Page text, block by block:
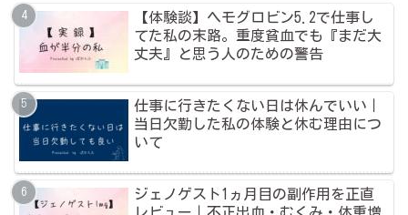
【体験談】ヘモグロビン5.2で仕事し
てた私の末路。重度貧血でも『まだ大
丈夫』と思う人のための警告
仕事に行きたくない日は休んでいい｜
当日欠勤した私の体験と休む理由につ
いて
ジェノゲスト1ヵ月目の副作用を正直